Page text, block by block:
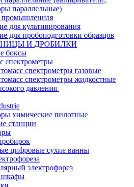
параллельные)
промышленная
для культивирования
для пробоподготовки образцов
И ДРОБИЛКИ
боксы
спектрометры
спектрометры газовые
спектрометры жидкостные
давления
химические пилотные
станции
цифровые сухие ванны
электрофорез
шкафы